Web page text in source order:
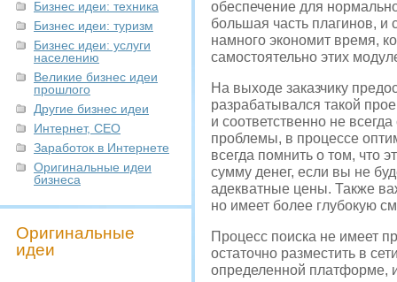
Бизнес идеи: техника
Бизнес идеи: туризм
Бизнес идеи: услуги
населению
Великие бизнес идеи
прошлого
Другие бизнес идеи
Интернет, СЕО
Заработок в Интернете
Оригинальные идеи
бизнеса
Оригинальные
идеи
обеспечение для
большая часть плагинов, и
намного экономит время,
самостоятельно этих
На выходе заказчику
разрабатывался такой
и соответственно не
проблемы, в процессе
всегда помнить о том, что
сумму денег, если вы не
адекватные цены. Также
но имеет более глубокую
Процесс поиска не имеет
остаточно разместить в
определенной платформе,